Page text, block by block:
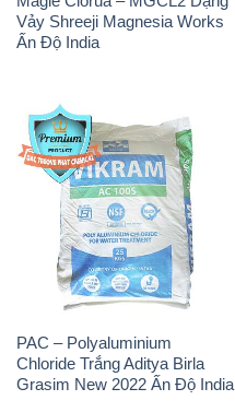
Vảy Shreeji Magnesia Works
Ấn Độ India
PAC – Polyaluminium
Chloride Trắng Aditya Birla
Grasim New 2022 Ấn Độ India